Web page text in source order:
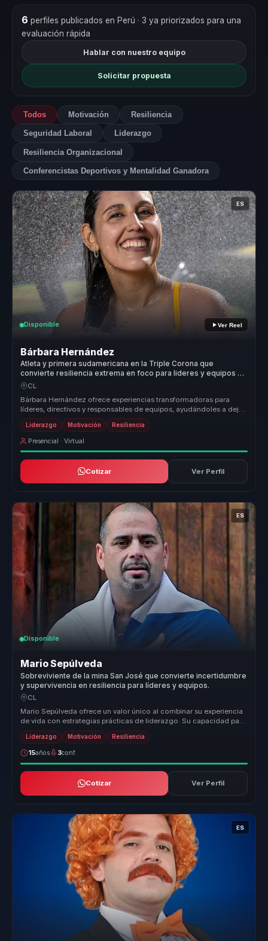
6 perfiles publicados en Perú · 3 ya priorizados para una
evaluación rápida
Hablar con nuestro equipo
Solicitar propuesta
Todos Motivación Resiliencia
Seguridad Laboral Liderazgo
Resiliencia Organizacional
Conferencistas Deportivos y Mentalidad Ganadora
ES
Disponible Ver Reel
Bárbara Hernández
Atleta y primera sudamericana en la Triple Corona que
convierte resiliencia extrema en foco para lideres y equipos de
alto desempeno.
CL
Bárbara Hernández ofrece experiencias transformadoras para
líderes, directivos y responsables de equipos, ayudándoles a dejar
atrás equip...
Liderazgo Motivación Resiliencia
Presencial · Virtual
Cotizar Ver Perfil
ES
Disponible
Mario Sepúlveda
Sobreviviente de la mina San José que convierte incertidumbre
y supervivencia en resiliencia para líderes y equipos.
CL
Mario Sepúlveda ofrece un valor único al combinar su experiencia
de vida con estrategias prácticas de liderazgo. Su capacidad para
transf...
Liderazgo Motivación Resiliencia
15años 3conf.
Cotizar Ver Perfil
ES